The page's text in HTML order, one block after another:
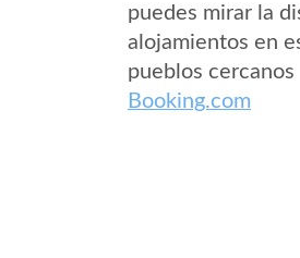
puedes mirar la
alojamientos en
pueblos cercanos
Booking.com